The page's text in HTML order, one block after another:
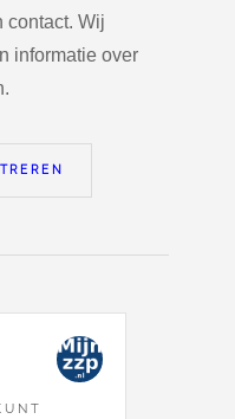
contact. Wij
informatie over